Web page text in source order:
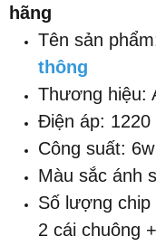
hãng
Tên sản
thông
Thương hiệu:
Điện áp: 1220
Công suất: 6w
Màu sắc ánh
Số lượng chip
2 cái chuông